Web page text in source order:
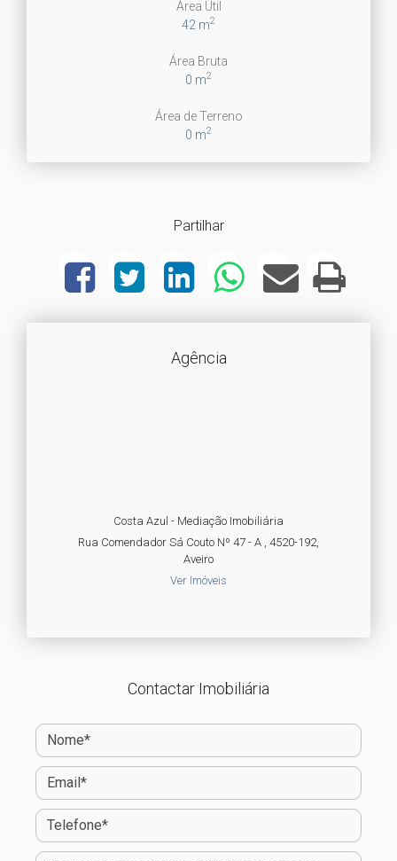
Área Útil
42 m2
Área Bruta
0 m2
Área de Terreno
0 m2
Partilhar
Agência
Costa Azul - Mediação Imobiliária
Rua Comendador Sá Couto Nº 47 - A , 4520-192,
Aveiro
Ver Imóveis
Contactar Imobiliária